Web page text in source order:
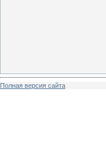
Полная версия сайта